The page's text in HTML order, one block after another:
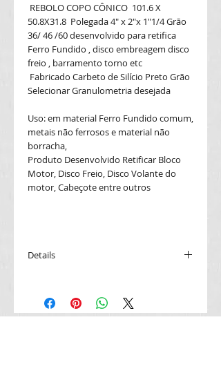
REBOLO COPO CÔNICO 101.6 X
50.8X31.8 Polegada 4" x 2"x 1"1/4 Grão
36/ 46 /60 desenvolvido para retifica
Ferro Fundido , disco embreagem disco
freio , barramento torno etc
Fabricado Carbeto de Silício Preto Grão
Selecionar Granulometria desejada
Uso: em material Ferro Fundido comum,
metais não ferrosos e material não
borracha,
Produto Desenvolvido Retificar Bloco
Motor, Disco Freio, Disco Volante do
motor, Cabeçote entre outros
Details
contato duvidas técnica
Fixo 11-3456-9195 whatsapp 11-94017-